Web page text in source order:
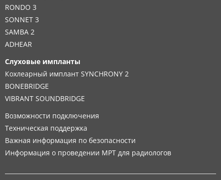
RONDO 3
SONNET 3
SAMBA 2
ADHEAR
Слуховые импланты
Кохлеарный имплант SYNCHRONY 2
BONEBRIDGE
VIBRANT SOUNDBRIDGE
Возможности подключения
Техническая поддержка
Важная информация по безопасности
Информация о проведении МРТ для радиологов